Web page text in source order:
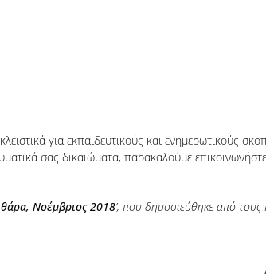
για εκπαιδευτικούς και ενημερωτικούς
σας δικαιώματα, παρακαλούμε
Νοέμβριος 2018’, που δημοσιεύθηκε από